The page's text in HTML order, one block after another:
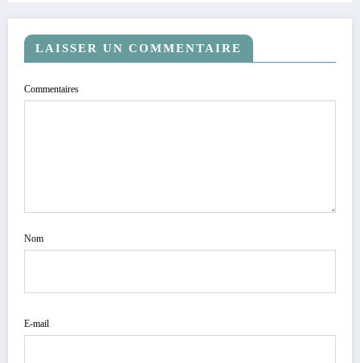
LAISSER UN COMMENTAIRE
Commentaires
Nom
E-mail